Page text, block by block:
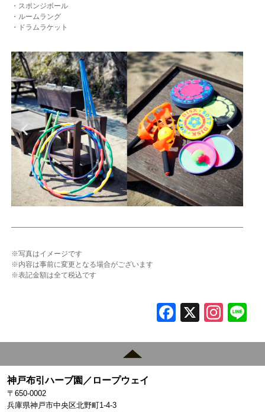
・スポンジボール
・ルームラング
・ドラムラケット
※写真はイメージです
※内容は事前に変更となる場合がございます
※表記金額は全て税込です
F
e
X In
gr
神戸布引ハーブ園／ロープウェイ
〒650-0002
兵庫県神戸市中央区北野町1-4-3